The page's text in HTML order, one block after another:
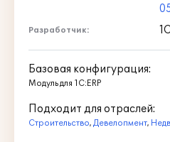
Разработчик:
Базовая конфигурация:
Модуль для 1С:ERP
Подходит для отраслей:
Строительство, Девелопмент,